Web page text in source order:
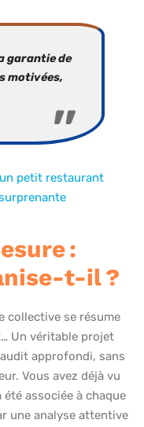
garantie de
motivées,
petit restaurant
:
t-il ?
collective se résume
Un véritable projet
approfondi, sans
Vous avez déjà vu
été associée à chaque
une analyse attentive